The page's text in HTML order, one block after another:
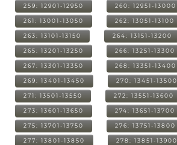
259: 12901-12950 260: 12951-13000
261: 13001-13050 262: 13051-13100
263: 13101-13150 264: 13151-13200
265: 13201-13250 266: 13251-13300
267: 13301-13350 268: 13351-13400
269: 13401-13450 270: 13451-13500
271: 13501-13550 272: 13551-13600
273: 13601-13650 274: 13651-13700
275: 13701-13750 276: 13751-13800
277: 13801-13850 278: 13851-13900